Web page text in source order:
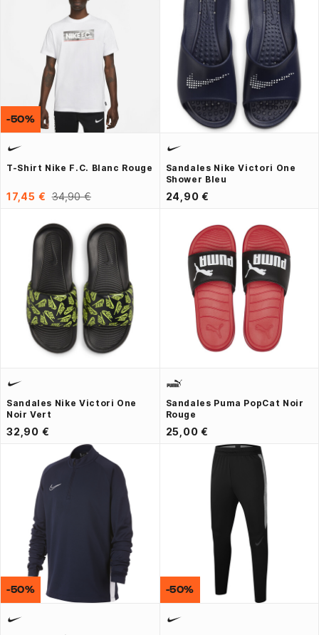
T-Shirt Nike F.C. Blanc Rouge
17,45 € 34,90 €
-50%
Sandales Nike Victori One
Shower Bleu
24,90 €
Sandales Nike Victori One
Noir Vert
32,90 €
Sandales Puma PopCat Noir
Rouge
25,00 €
-50% -50%